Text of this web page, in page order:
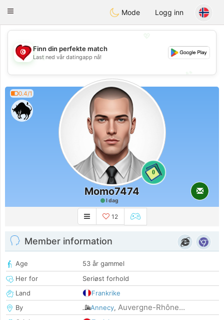
Tunisia Dating
Toggle
Mode Logg inn
💖
💕
Finn din perfekte match
Last ned vår datingapp nå!
0.4/1
0
Momo7474
I dag
12
Member information
Age
53 år gammel
Her for
Seriøst forhold
Land
Frankrike
By
Annecy, Auvergne-Rhône...